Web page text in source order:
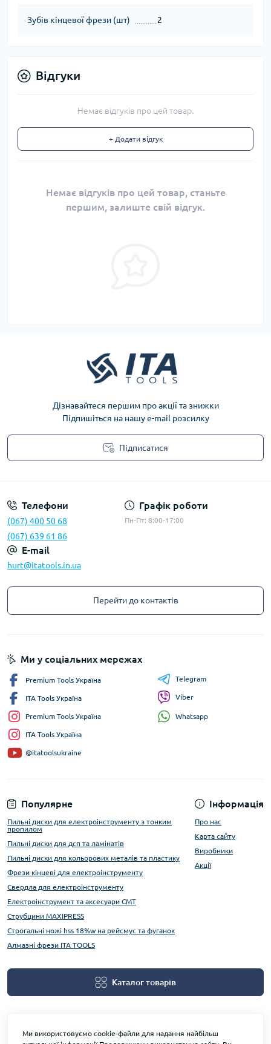
Зубів кінцевої фрези (шт) 2
Відгуки
Немає відгуків про цей товар.
+ Додати відгук
Немає відгуків про цей товар, станьте
першим, залиште свій відгук.
Дізнавайтеся першим про акції та знижки
Підпишіться на нашу e-mail розсилку
Підписатися
Телефони
(067) 400 50 68
(067) 639 61 86
Графік роботи
Пн-Пт: 8:00-17:00
E-mail
hurt@itatools.in.ua
Перейти до контактів
Популярне
Пильні диски для електроінструменту з тонким
пропилом
Пильні диски для дсп та ламінатів
Пильні диски для кольорових металів та пластику
Фрези кінцеві для електроінструменту
Свердла для електроінструменту
Електроінструмент та аксесуари CMT
Струбцини MAXIPRESS
Строгальні ножі hss 18%w на рейсмус та фуганок
Алмазні фрези ITA TOOLS
Інформація
Про нас
Карта сайту
Виробники
Акції
Каталог товарів
Ми у соціальних мережах
Premium Tools Україна
ITA Tools Україна
Premium Tools Україна
ITA Tools Україна
@itatoolsukraine
Telegram
Viber
Whatsapp
Ми використовуємо cookie-файли для надання найбільш